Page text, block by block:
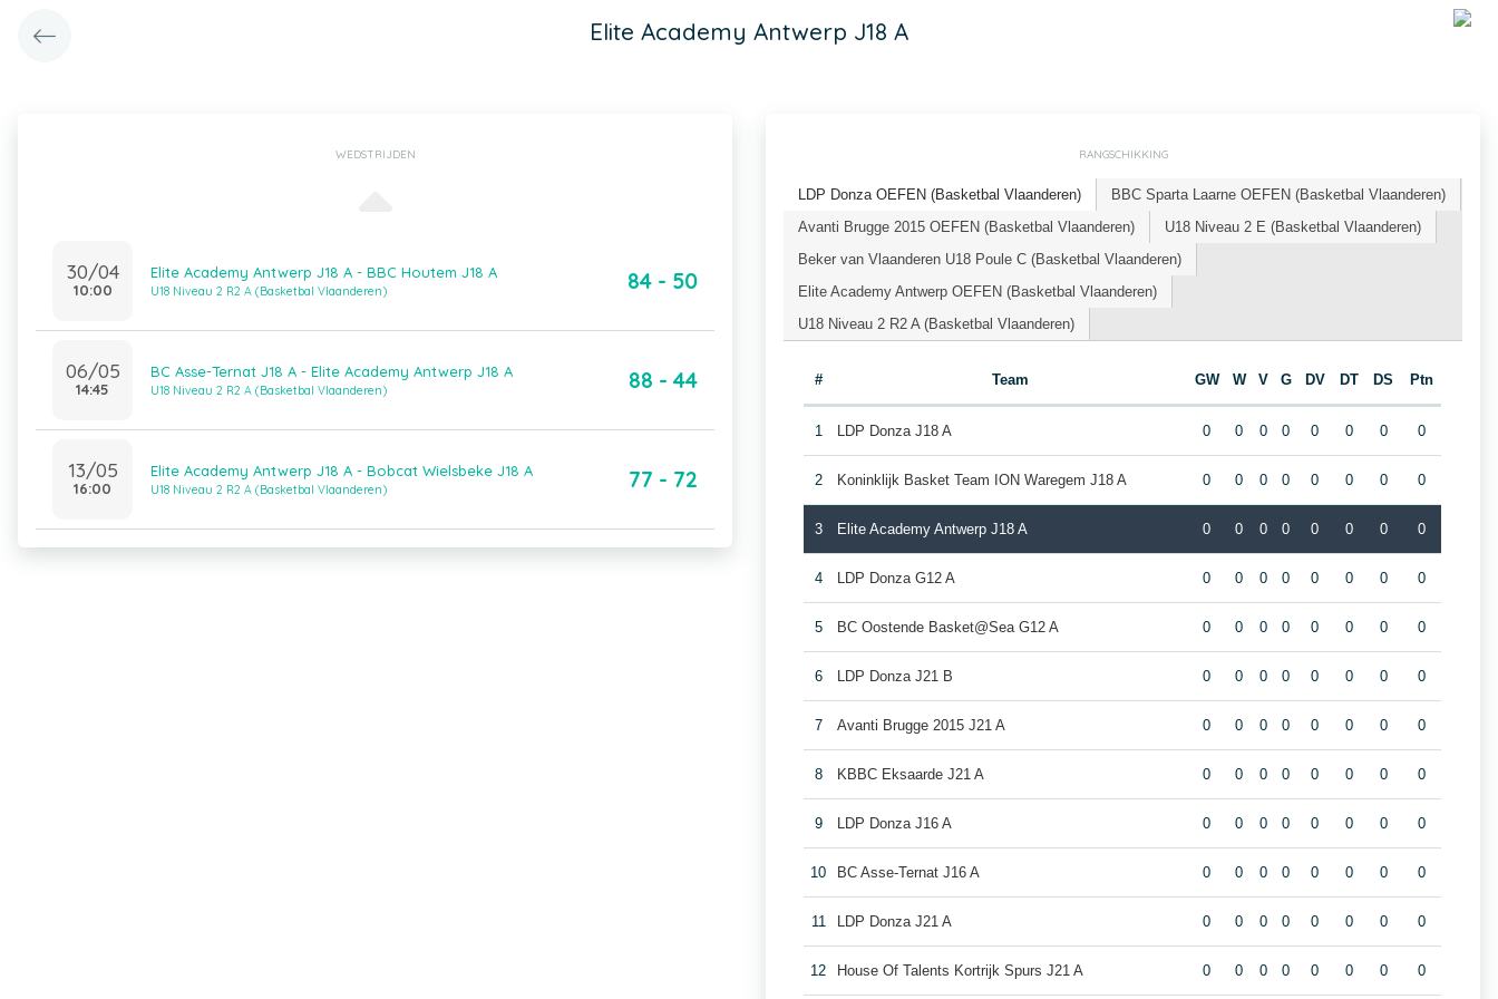
Elite Academy Antwerp J18 A
WEDSTRIJDEN
30/04
10:00
Elite Academy Antwerp J18 A - BBC Houtem J18 A
U18 Niveau 2 R2 A (Basketbal Vlaanderen) 84 - 50
06/05
14:45
BC Asse-Ternat J18 A - Elite Academy Antwerp J18 A
U18 Niveau 2 R2 A (Basketbal Vlaanderen) 88 - 44
13/05
16:00
Elite Academy Antwerp J18 A - Bobcat Wielsbeke J18 A
U18 Niveau 2 R2 A (Basketbal Vlaanderen) 77 - 72
RANGSCHIKKING
LDP Donza OEFEN (Basketbal Vlaanderen)
BBC Sparta Laarne OEFEN (Basketbal Vlaanderen)
Avanti Brugge 2015 OEFEN (Basketbal Vlaanderen)
U18 Niveau 2 E (Basketbal Vlaanderen)
Beker van Vlaanderen U18 Poule C (Basketbal Vlaanderen)
Elite Academy Antwerp OEFEN (Basketbal Vlaanderen)
U18 Niveau 2 R2 A (Basketbal Vlaanderen)
# Team GW W V G DV DT DS Ptn
1 LDP Donza J18 A 0 0 0 0 0 0 0 0
2 Koninklijk Basket Team ION Waregem J18 A 0 0 0 0 0 0 0 0
3 Elite Academy Antwerp J18 A 0 0 0 0 0 0 0 0
4 LDP Donza G12 A 0 0 0 0 0 0 0 0
5 BC Oostende Basket@Sea G12 A 0 0 0 0 0 0 0 0
6 LDP Donza J21 B 0 0 0 0 0 0 0 0
7 Avanti Brugge 2015 J21 A 0 0 0 0 0 0 0 0
8 KBBC Eksaarde J21 A 0 0 0 0 0 0 0 0
9 LDP Donza J16 A 0 0 0 0 0 0 0 0
10 BC Asse-Ternat J16 A 0 0 0 0 0 0 0 0
11 LDP Donza J21 A 0 0 0 0 0 0 0 0
12 House Of Talents Kortrijk Spurs J21 A 0 0 0 0 0 0 0 0